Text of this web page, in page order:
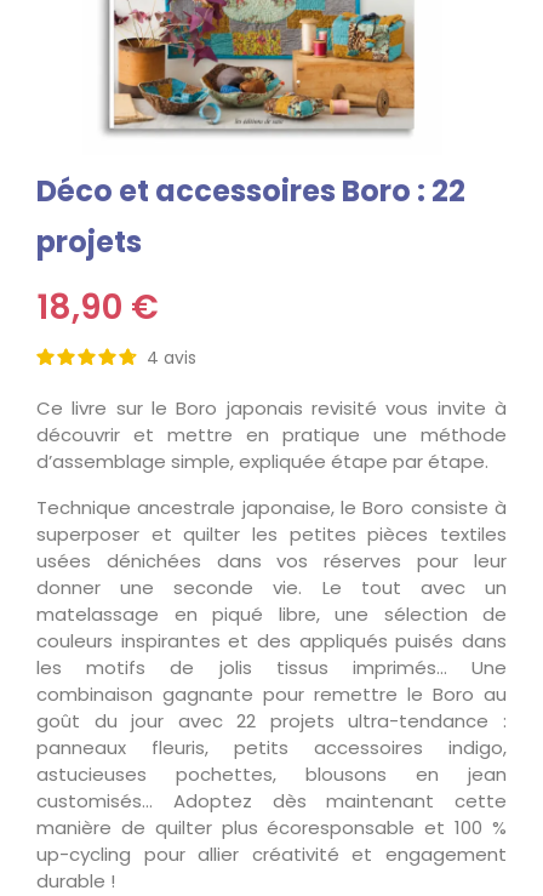
Déco et accessoires Boro : 22
projets
18,90 €
4 avis
Ce livre sur le Boro japonais revisité vous invite à
découvrir et mettre en pratique une méthode
d’assemblage simple, expliquée étape par étape.
Technique ancestrale japonaise, le Boro consiste à
superposer et quilter les petites pièces textiles
usées dénichées dans vos réserves pour leur
donner une seconde vie. Le tout avec un
matelassage en piqué libre, une sélection de
couleurs inspirantes et des appliqués puisés dans
les motifs de jolis tissus imprimés… Une
combinaison gagnante pour remettre le Boro au
goût du jour avec 22 projets ultra-tendance :
panneaux fleuris, petits accessoires indigo,
astucieuses pochettes, blousons en jean
customisés… Adoptez dès maintenant cette
manière de quilter plus écoresponsable et 100 %
up-cycling pour allier créativité et engagement
durable !